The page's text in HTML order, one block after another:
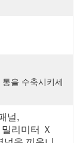
을 수축시키세
널,
리미터 Ｘ